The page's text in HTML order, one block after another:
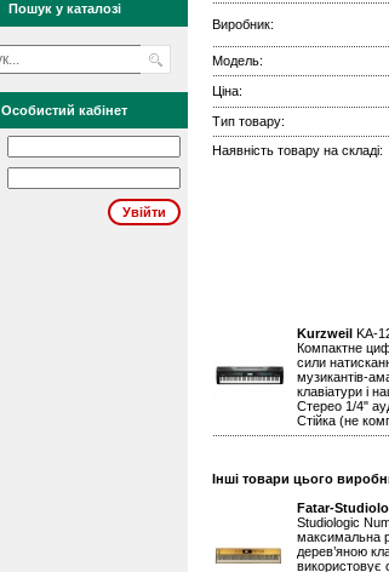
Пошук у каталозі
Особистий кабінет
Виробник:
Модель:
Ціна:
Тип товару:
Наявність товару на складі:
Kurzweil KA-
Компактне
сили
музикантів-
клавіатури і
Стерео 1/4"
Стійка (не
Інші товари цього
Fatar-
Studiologic
максимальна
дерев’яною
використовує